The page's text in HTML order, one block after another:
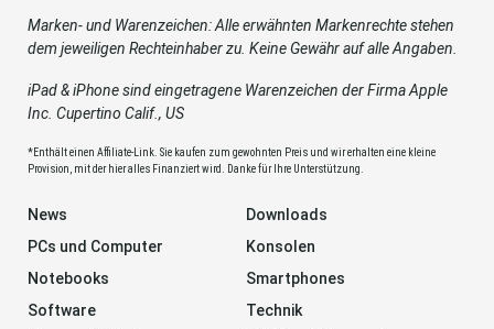
Marken- und Warenzeichen: Alle erwähnten Markenrechte stehen
dem jeweiligen Rechteinhaber zu. Keine Gewähr auf alle Angaben.
iPad & iPhone sind eingetragene Warenzeichen der Firma Apple
Inc. Cupertino Calif., US
*Enthält einen Affiliate-Link. Sie kaufen zum gewohnten Preis und wir erhalten eine kleine
Provision, mit der hier alles Finanziert wird. Danke für Ihre Unterstützung.
News
Downloads
PCs und Computer
Konsolen
Notebooks
Smartphones
Software
Technik